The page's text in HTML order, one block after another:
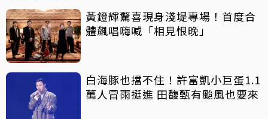
黃鐙輝驚喜現身淺堤專場！首度合
體飆唱嗨喊「相見恨晚」
白海豚也擋不住！許富凱小巨蛋1.1
萬人冒雨挺進 田馥甄有颱風也要來